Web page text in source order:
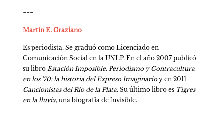
---
Martín E. Graziano
Es periodista. Se graduó como Licenciado en
Comunicación Social en la UNLP. En el año 2007 publicó
su libro Estación Imposible. Periodismo y Contracultura
en los ’70: la historia del Expreso Imaginario
y en 2011
Cancionistas del Río de la Plata. Su último libro es Tigres
en la lluvia, una biografía de Invisible.